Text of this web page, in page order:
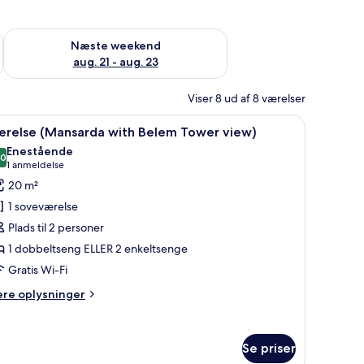
14 - aug. 16
Næste weekend
aug. 21 - aug. 23
Tjek tilgængelighed for næste weekend aug. 21 - aug. 23
Viser 8 ud af 8 værelser
med stol, et stort vindue og udsigt til bygninger.Værelse (Mansarda with Belem Tower view)
3 (Mansarda with Belem Tower view)
ud af 10
Enestående
1 anmeldelse
(1
anmeldelse)
20 m²
1 soveværelse
Plads til 2 personer
1 dobbeltseng ELLER 2 enkeltsenge
Gratis Wi-Fi
oplysninger
Se priser